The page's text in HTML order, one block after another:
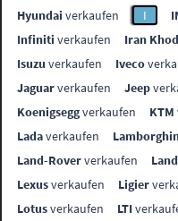
Hyundai verkaufen I
Infiniti verkaufen Iran
Isuzu verkaufen Iveco
Jaguarverkaufen Jeep
Koenigseggverkaufen KTM
Ladaverkaufen
Land-Roververkaufen
Lexusverkaufen Ligier
Lotusverkaufen LTI